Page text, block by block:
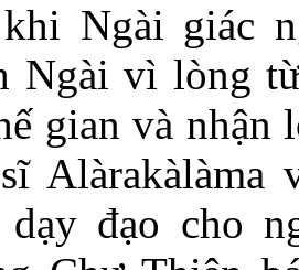
Ngài giác
Ngài vì lòng
gian và
Alàrakàlàma
dạy đạo cho